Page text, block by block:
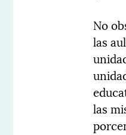
No
las
las